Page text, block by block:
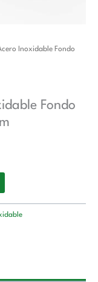
Inoxidable Fondo
Fondo